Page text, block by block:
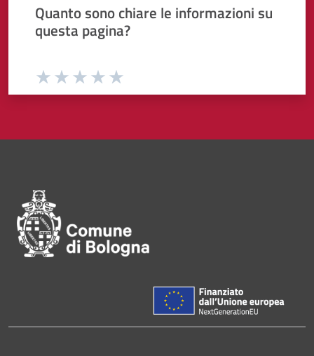
Quanto sono chiare le informazioni su
questa pagina?
Valuta da 1 a 5 stelle la paginaValuta 4 stelle su 5
Valuta 3 stelle su 5
Valuta 2 stelle su 5
Valuta 1 stelle su 5